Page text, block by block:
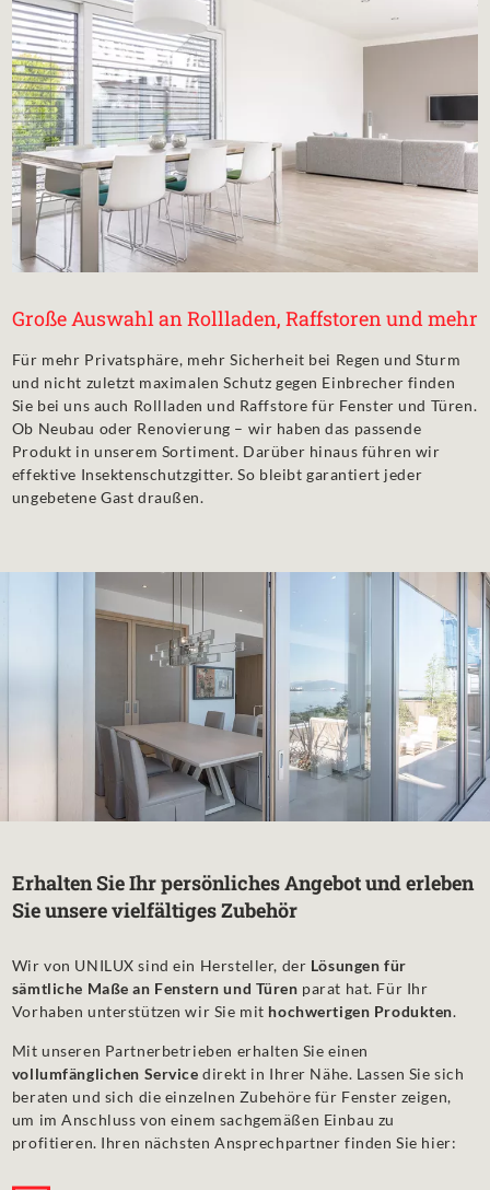
Große Auswahl an Rollladen, Raffstoren und mehr
Für mehr Privatsphäre, mehr Sicherheit bei Regen und Sturm
und nicht zuletzt maximalen Schutz gegen Einbrecher finden
Sie bei uns auch Rollladen und Raffstore für Fenster und Türen.
Ob Neubau oder Renovierung – wir haben das passende
Produkt in unserem Sortiment. Darüber hinaus führen wir
effektive Insektenschutzgitter. So bleibt garantiert jeder
ungebetene Gast draußen.
Erhalten Sie Ihr persönliches Angebot und erleben
Sie unsere vielfältiges Zubehör
Wir von UNILUX sind ein Hersteller, der Lösungen für
sämtliche Maße an Fenstern und Türen parat hat. Für Ihr
Vorhaben unterstützen wir Sie mit hochwertigen Produkten.
Mit unseren Partnerbetrieben erhalten Sie einen
vollumfänglichen Service direkt in Ihrer Nähe. Lassen Sie sich
beraten und sich die einzelnen Zubehöre für Fenster zeigen,
um im Anschluss von einem sachgemäßen Einbau zu
profitieren. Ihren nächsten Ansprechpartner finden Sie hier: